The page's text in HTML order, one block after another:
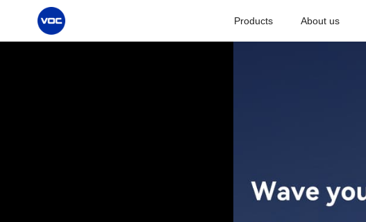
Products About us